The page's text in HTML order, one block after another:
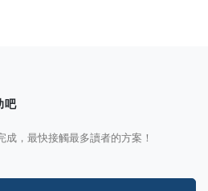
吧
，最快接觸最多讀者的方案！